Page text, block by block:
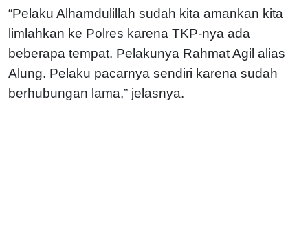
“Pelaku Alhamdulillah sudah kita amankan kita
limlahkan ke Polres karena TKP-nya ada
beberapa tempat. Pelakunya Rahmat Agil alias
Alung. Pelaku pacarnya sendiri karena sudah
berhubungan lama,” jelasnya.